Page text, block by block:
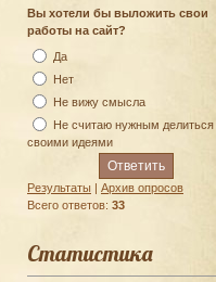
Вы хотели бы выложить свои
работы на сайт?
Да
Нет
Не вижу смысла
Не считаю нужным делиться
своими идеями
Результаты | Архив опросов
Всего ответов: 33
Статистика